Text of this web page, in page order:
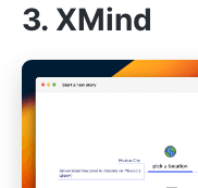
3. XMind